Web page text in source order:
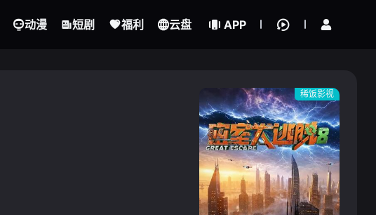
动漫 短剧 福利 云盘 APP
稀饭影视